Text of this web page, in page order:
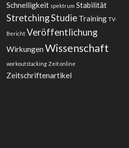
Schnelligkeit spektrum Stabilität
StretchingStudie Training TV-
Bericht Veröffentlichung
Wirkungen Wissenschaft
workoutstacking Zeit online
Zeitschriftenartikel